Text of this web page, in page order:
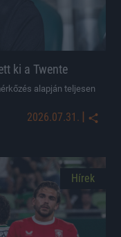
ki a Twente
alapján teljesen
2026.07.31. |
Hírek